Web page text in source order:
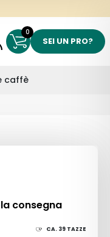
0
SEI UN PRO?
caffè
consegna
CA. 39 TAZZE